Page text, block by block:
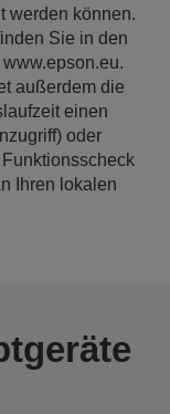
werden können.
Sie in den
außerdem die
einen
oder
Ihren lokalen